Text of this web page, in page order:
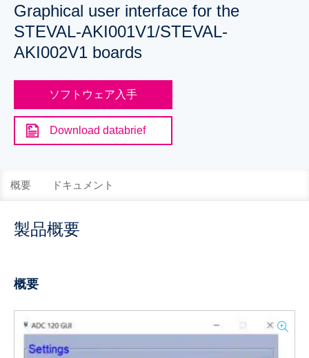
Graphical user interface for the
STEVAL-AKI001V1/STEVAL-
AKI002V1 boards
ソフトウェア入手
Download databrief
概要 ドキュメント
製品概要
概要